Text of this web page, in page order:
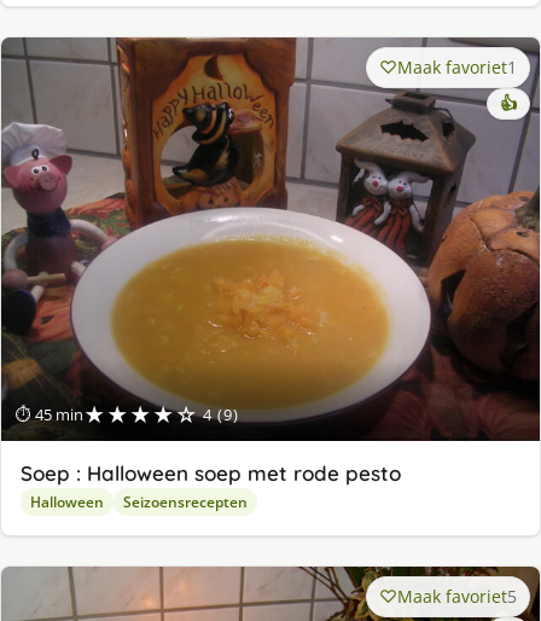
⏱ 45 min★★★★☆ 4 (9)
Maak favoriet1
👍
Soep : Halloween soep met rode pesto
Halloween Seizoensrecepten
Maak favoriet5